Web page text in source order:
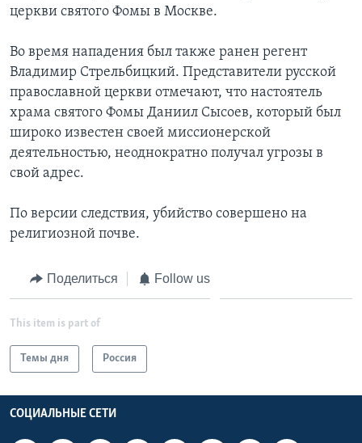
ДЕТАЛИ
АМЕРИКА. БОЛЬШОЕ ПУТЕШЕСТВИЕ
АМЕРИКАНСКИЕ ГОРОДКИ
УЧИМ АНГЛИЙСКИЙ
ПОДПИСКА НА НОВОСТИ
Learning English
СОЦИАЛЬНЫЕ СЕТИ
Языки
церкви святого Фомы в Москве.
Во время нападения был также ранен регент
Владимир Стрельбицкий. Представители русской
православной церкви отмечают, что настоятель
храма святого Фомы Даниил Сысоев, который был
широко известен своей миссионерской
деятельностью, неоднократно получал угрозы в
свой адрес.
По версии следствия, убийство совершено на
религиозной почве.
Поделиться Follow us
This item is part of
Темы дня Россия
СОЦИАЛЬНЫЕ СЕТИ